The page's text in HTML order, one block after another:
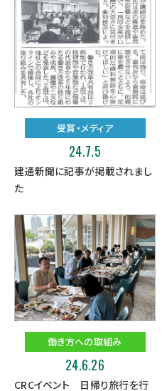
受賞・メディア
24.7.5
建通新聞に記事が掲載されまし
た
働き方への取組み
24.6.26
CRCイベント 日帰り旅行を行